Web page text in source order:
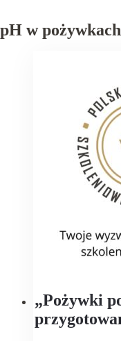
pH w pożywkach
„Pożywki